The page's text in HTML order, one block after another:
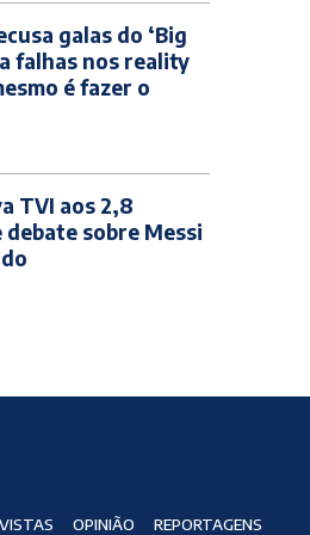
galas do ‘Big
falhas nos reality
é fazer o
TVI aos 2,8
debate sobre Messi
OPINIÃO REPORTAGENS